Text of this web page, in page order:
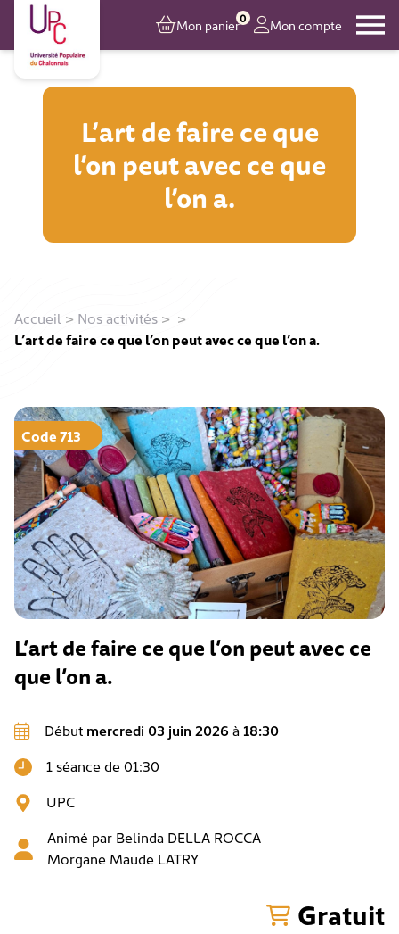
Mon panier0 Mon compte
L’art de faire ce que
l’on peut avec ce que
l’on a.
Accueil > Nos activités > >
L’art de faire ce que l’on peut avec ce que l’on a.
Code 713
L’art de faire ce que l’on peut avec ce
que l’on a.
Début mercredi 03 juin 2026 à 18:30
1 séance de 01:30
UPC
Animé par Belinda DELLA ROCCA
Morgane Maude LATRY
Gratuit